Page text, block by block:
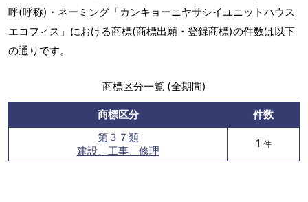
呼(呼称)・ネーミング「カンキョーニヤサシイユニットハウス
エコフィス」における商標(商標出願・登録商標)の件数は以下
の通りです。
商標区分一覧 (全期間)
商標区分
件数
第３７類
建設、工事、修理
1 件